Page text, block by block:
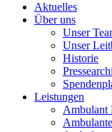
Aktuelles
Über uns
Unser
Unser
Historie
Leistungen
Ambulant